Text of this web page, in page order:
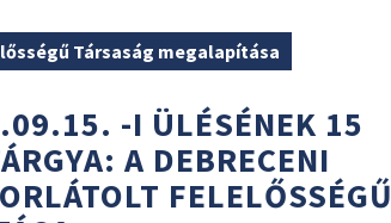
Társaság megalapítása
-I ÜLÉSÉNEK 15
A DEBRECENI
FELELŐSSÉGŰ